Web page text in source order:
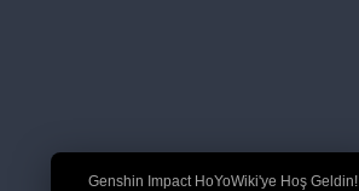
🎉 Genshin Impact HoYoWiki'ye Hoş Geldin!